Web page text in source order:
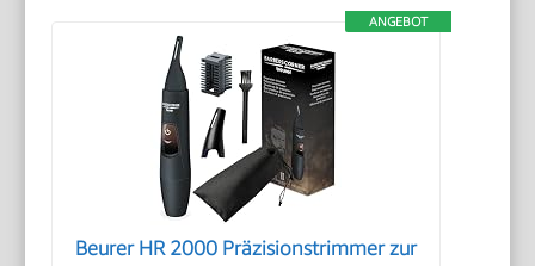
ANGEBOT
Beurer HR 2000 Präzisionstrimmer zur